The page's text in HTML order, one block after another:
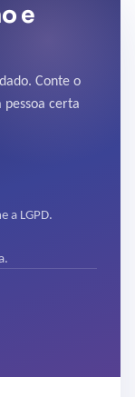
e
Conte o
certa
a LGPD.